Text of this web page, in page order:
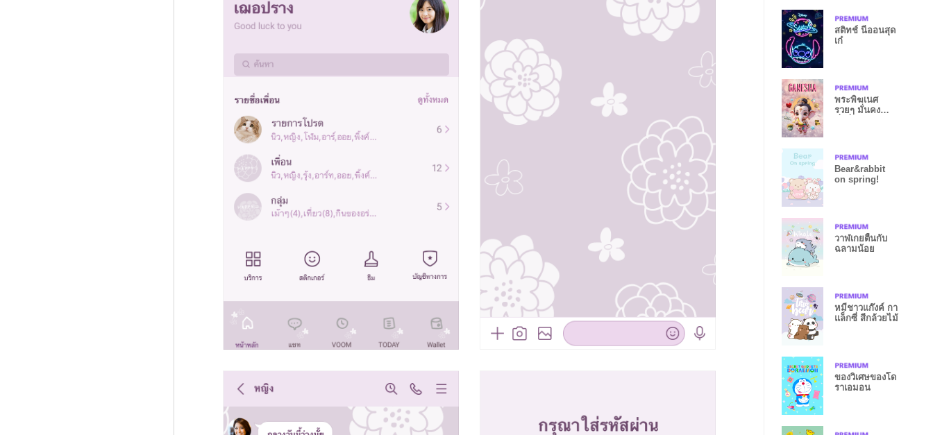
สติทช์ นีออนสุด
เก๋
พระพิฆเนศ
รวยๆ มั่นคง
Bear&rabbit
on spring!
วาฬเกยตื้นกับ
ฉลามน้อย
หมีชาวแก๊งค์ กา
แล็กซี่ สีกล้วยไม้
ของวิเศษของโด
ราเอมอน